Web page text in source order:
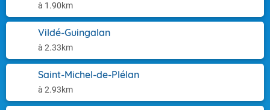
à 1.90km
Vildé-Guingalan
à 2.33km
Saint-Michel-de-Plélan
à 2.93km